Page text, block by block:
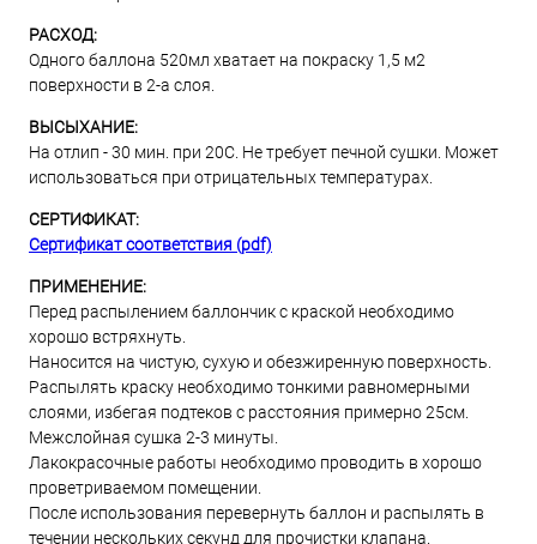
РАСХОД:
Одного баллона 520мл хватает на покраску 1,5 м2
поверхности в 2-а слоя.
ВЫСЫХАНИЕ:
На отлип - 30 мин. при 20С. Не требует печной сушки. Может
использоваться при отрицательных температурах.
СЕРТИФИКАТ:
Сертификат соответствия (pdf)
ПРИМЕНЕНИЕ:
Перед распылением баллончик с краской необходимо
хорошо встряхнуть.
Наносится на чистую, сухую и обезжиренную поверхность.
Распылять краску необходимо тонкими равномерными
слоями, избегая подтеков с расстояния примерно 25см.
Межслойная сушка 2-3 минуты.
Лакокрасочные работы необходимо проводить в хорошо
проветриваемом помещении.
После использования перевернуть баллон и распылять в
течении нескольких секунд для прочистки клапана.